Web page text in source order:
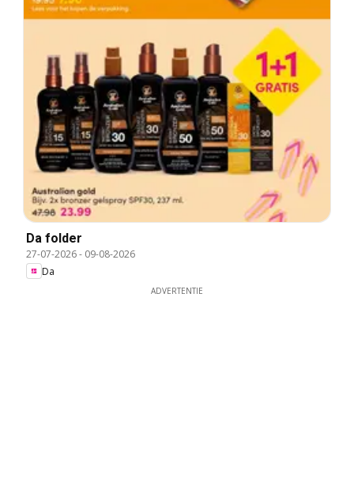
Da folder
27-07-2026- 09-08-2026
Da
ADVERTENTIE